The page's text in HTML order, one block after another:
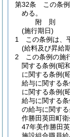
第32条
この条
める。
附 則
(施行期日)
1
この条例は、
(給料及び昇給
2
この条例の施
関する条例(昭
に関する条例(
給与に関する条
に関する条例(
給与に関する条
の給与に関する
作勝田英田町
47年美作勝田